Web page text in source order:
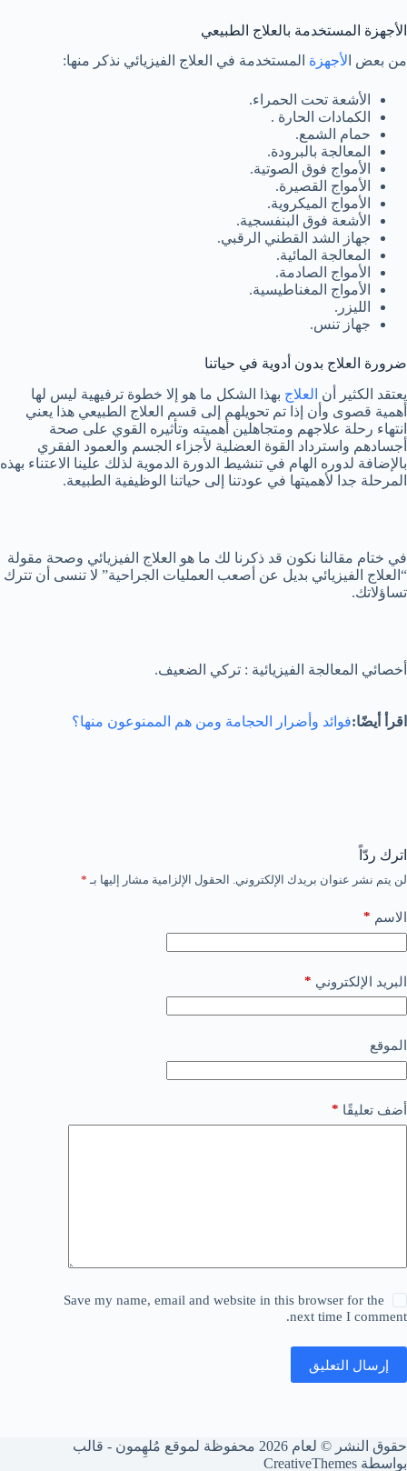
الأجهزة المستخدمة بالعلاج الطبيعي
من بعض ا لأجهزة المستخدمة في العلاج الفيزيائي نذكر منها:
الأشعة تحت الحمراء.
الكمادات الحارة .
حمام الشمع.
المعالجة بالبرودة.
الأمواج فوق الصوتية.
الأمواج القصيرة.
الأمواج الميكروية.
الأشعة فوق البنفسجية.
جهاز الشد القطني الرقبي.
المعالجة المائية.
الأمواج الصادمة.
الأمواج المغناطيسية.
الليزر.
جهاز تنس.
ضرورة العلاج بدون أدوية في حياتنا
يعتقد الكثير أن العلاج بهذا الشكل ما هو إلا خطوة ترفيهية ليس لها
أهمية قصوى وأن إذا تم تحويلهم إلى قسم العلاج الطبيعي هذا يعني
انتهاء رحلة علاجهم ومتجاهلين أهميته وتأثيره القوي على صحة
أجسادهم واسترداد القوة العضلية لأجزاء الجسم والعمود الفقري
بالإضافة لدوره الهام في تنشيط الدورة الدموية لذلك علينا الاعتناء بهذه
المرحلة جدا لأهميتها في عودتنا إلى حياتنا الوظيفية الطبيعة.
في ختام مقالنا نكون قد ذكرنا لك ما هو العلاج الفيزيائي وصحة مقولة
“العلاج الفيزيائي بديل عن أصعب العمليات الجراحية” لا تنسى أن تترك
تساؤلاتك.
أخصائي المعالجة الفيزيائية : تركي الضعيف.
اقرأ أيضًا:فوائد وأضرار الحجامة ومن هم الممنوعون منها؟
اترك ردّاً
لن يتم نشر عنوان بريدك الإلكتروني. الحقول الإلزامية مشار إليها بـ *
الاسم *
البريد الإلكتروني *
الموقع
أضف تعليقًا *
Save my name, email and website in this browser for the
next time I comment.
إرسال التعليق
حقوق النشر © لعام 2026 محفوظة لموقع مُلهِمون - قالب
بواسطة CreativeThemes